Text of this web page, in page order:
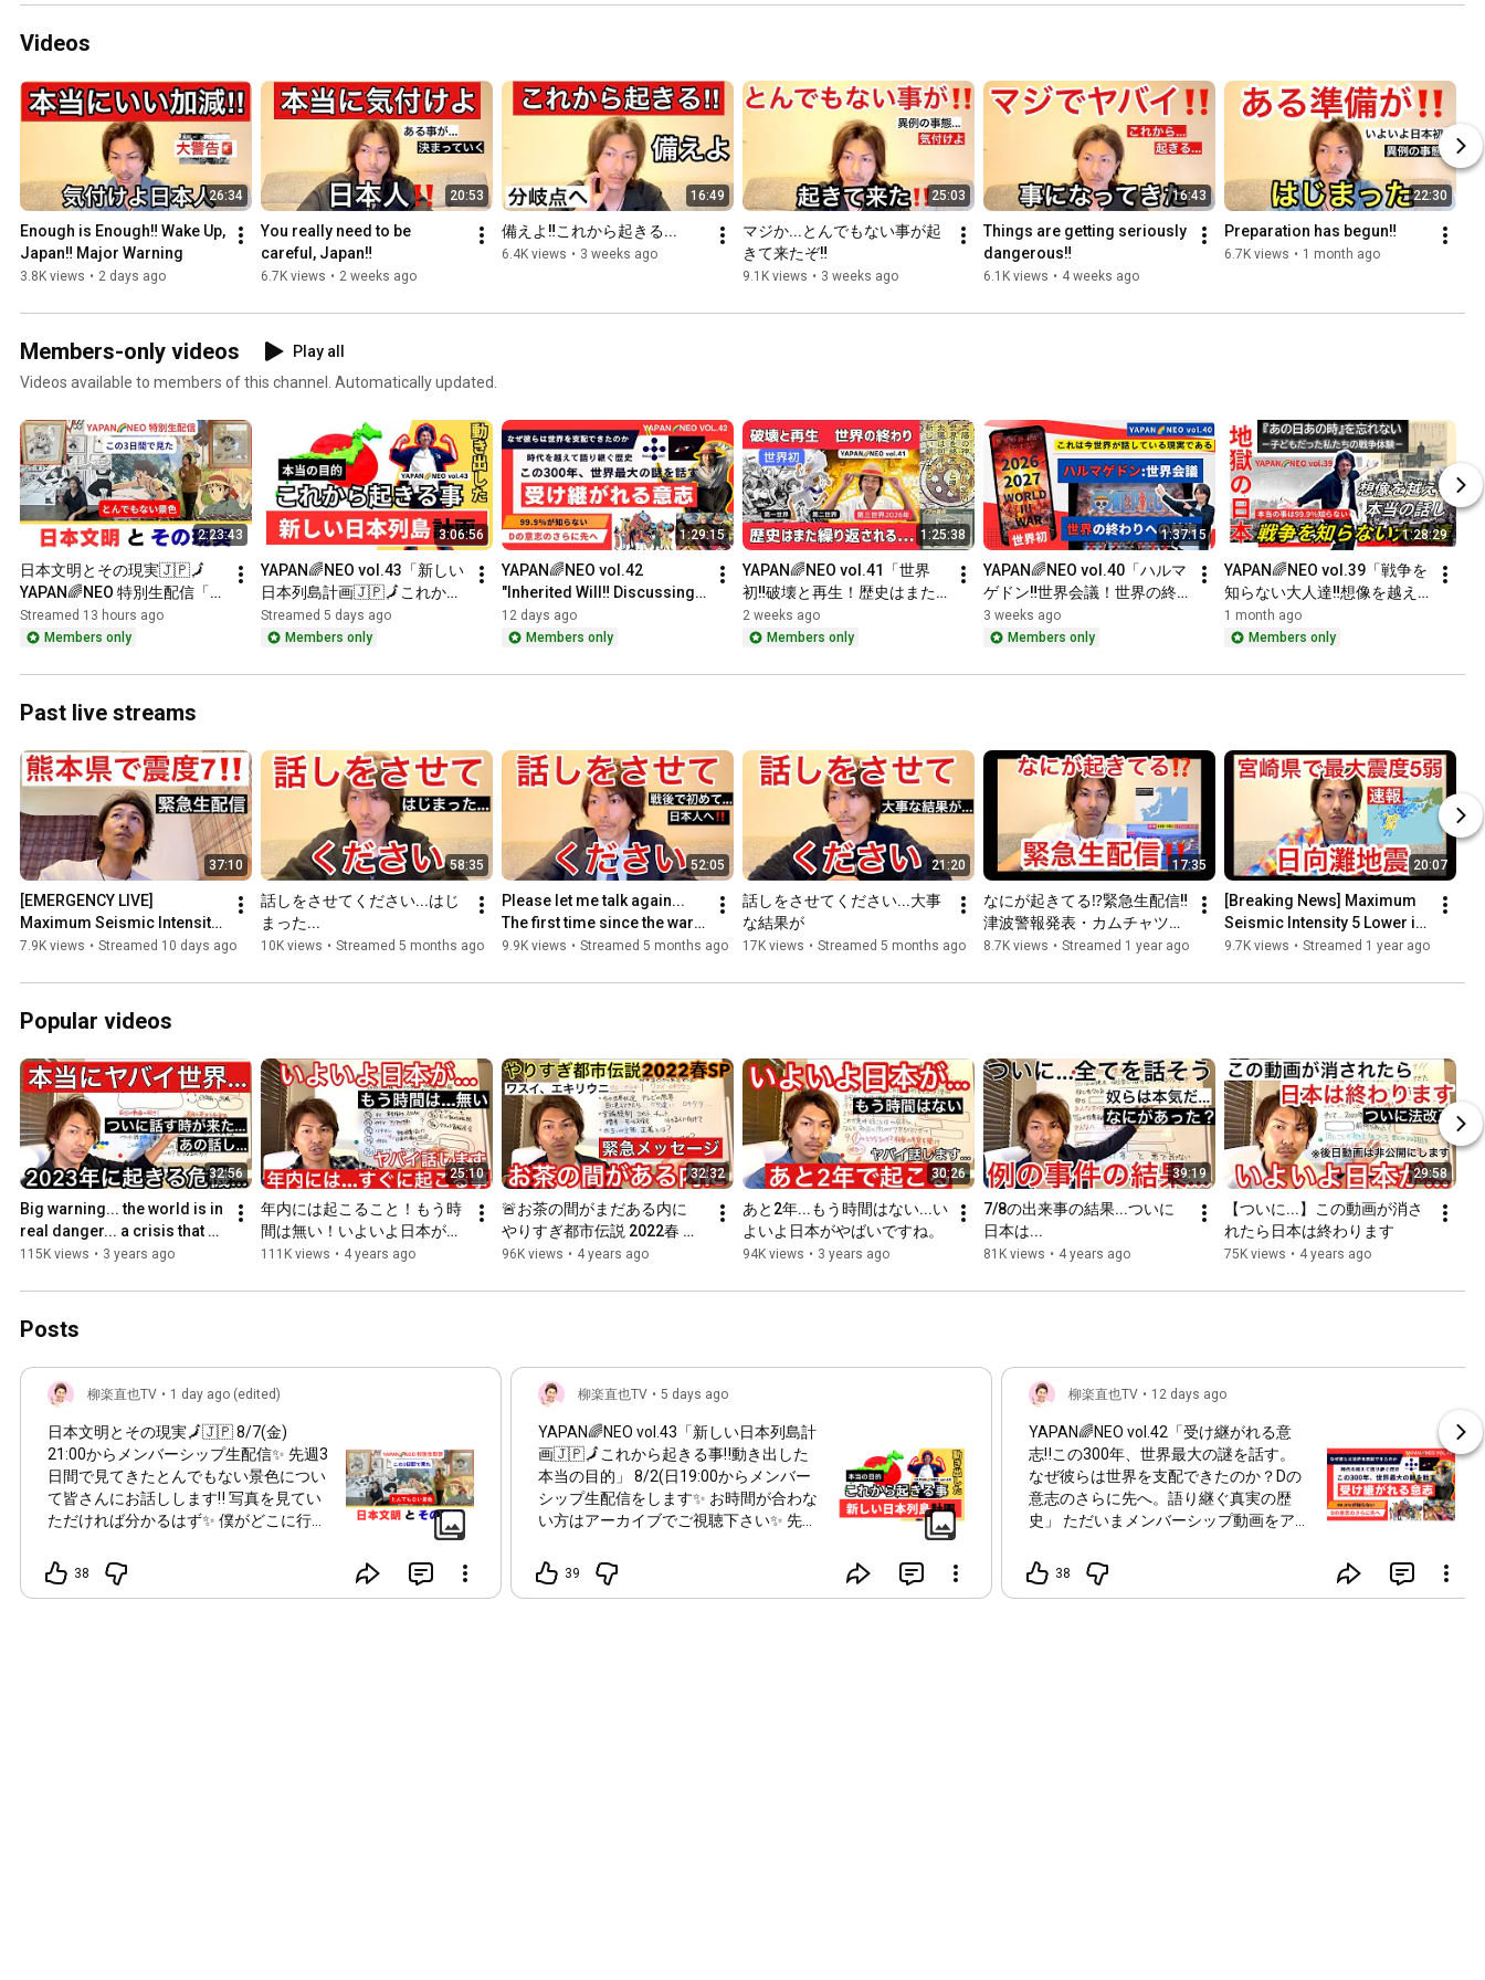
Videos
26:34
Enough is Enough‼️ Wake Up,
Japan‼️ Major Warning
3.8K views • 2 days ago
20:53
You really need to be
careful, Japan‼️
6.7K views • 2 weeks ago
16:49
備えよ‼️これから起きる...
6.4K views • 3 weeks ago
25:03
マジか...とんでもない事が起
きて来たぞ‼️
9.1K views • 3 weeks ago
16:43
Things are getting seriously
dangerous‼️
6.1K views • 4 weeks ago
22:30
Preparation has begun‼️
6.7K views • 1 month ago
Members-only videos
Play all
Videos available to members of this channel. Automatically updated.
2:23:43
日本文明とその現実🇯🇵🗾
YAPAN🌈NEO 特別生配信「3
日間で見たとんでもない景
色」
Streamed 13 hours ago
Members only
3:06:56
YAPAN🌈NEO vol.43「新しい
日本列島計画🇯🇵🗾これから
起きる事‼️動き出した本当の
目的」
Streamed 5 days ago
Members only
1:29:15
YAPAN🌈NEO vol.42
"Inherited Will‼️ Discussing
the Greatest Mystery of the
Last 300 Years. How Wer...
12 days ago
Members only
1:25:38
YAPAN🌈NEO vol.41「世界
初‼️破壊と再生！歴史はまた
繰り返される。今語り継がれ
る神話。すべてが繋がる！世
2 weeks ago
Members only
1:37:15
YAPAN🌈NEO vol.40「ハルマ
ゲドン‼️世界会議！世界の終
わりへの航海。これは今世界
が話している現実である。世
3 weeks ago
Members only
1:28:29
YAPAN🌈NEO vol.39「戦争を
知らない大人達‼️想像を越え
る本当の話しをしよう！本当
の事はもう日本人は知らな
1 month ago
Members only
Past live streams
37:10
[EMERGENCY LIVE]
Maximum Seismic Intensity
7 in Kumamoto Prefecture‼️
7.9K views • Streamed 10 days ago
58:35
話しをさせてください...はじ
まった...
10K views • Streamed 5 months ago
52:05
Please let me talk again...
The first time since the war...
To the Japanese people‼️
9.9K views • Streamed 5 months ago
21:20
話しをさせてください...大事
な結果が
17K views • Streamed 5 months ago
17:35
なにが起きてる⁉️緊急生配信‼️
津波警報発表・カムチャツカ
半島付近でM8.7の地震
8.7K views • Streamed 1 year ago
20:07
[Breaking News] Maximum
Seismic Intensity 5 Lower in
Miyazaki Prefecture‼️
9.7K views • Streamed 1 year ago
Popular videos
32:56
Big warning... the world is in
real danger... a crisis that
will occur in 2023. Be aware.
115K views • 3 years ago
25:10
年内には起こること！もう時
間は無い！いよいよ日本がや
ばいですね！
111K views • 4 years ago
32:32
🚨お茶の間がまだある内に
やりすぎ都市伝説 2022春 ワ
スイ、エキリウニとんでもな
らのメッセージ
96K views • 4 years ago
30:26
あと2年...もう時間はない...い
よいよ日本がやばいですね。
94K views • 3 years ago
39:19
7/8の出来事の結果...ついに
日本は...
81K views • 4 years ago
29:58
【ついに...】この動画が消さ
れたら日本は終わります
75K views • 4 years ago
Posts
柳楽直也TV • 1 day ago (edited)
日本文明とその現実🗾🇯🇵 8/7(金)
21:00からメンバーシップ生配信✨ 先週3
日間で見てきたとんでもない景色につい
て皆さんにお話しします‼️ 写真を見てい
ただければ分かるはず✨ 僕がどこに行っ
世の中の99.9%が知らない日本文明とそ
の現実について✨ 本当にこれはお金以上
38
柳楽直也TV • 5 days ago
YAPAN🌈NEO vol.43「新しい日本列島計
画🇯🇵🗾これから起きる事‼️動き出した
本当の目的」 8/2(日19:00からメンバー
シップ生配信をします✨ お時間が合わな
い方はアーカイブでご視聴下さい✨ 先週
起きている？九州地方どうなってる？
色々と状況を整理したら...とんでもない
39
柳楽直也TV • 12 days ago
YAPAN🌈NEO vol.42「受け継がれる意
志‼️この300年、世界最大の謎を話す。
なぜ彼らは世界を支配できたのか？Dの
意志のさらに先へ。語り継ぐ真実の歴
史」 ただいまメンバーシップ動画をア
ました‼️ 2026年もいよいよ後半戦です✨
実は先週...色々な法律が変わっています
38